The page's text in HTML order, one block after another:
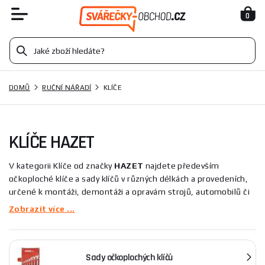
0
DOMŮ RUČNÍ NÁŘADÍ KLÍČE
KLÍČE HAZET
V kategorii Klíče od značky HAZET najdete především
očkoploché klíče a sady klíčů v různých délkách a provedeních,
určené k montáži, demontáži a opravám strojů, automobilů či
běžné údržbě. Sortiment zahrnuje i extra dlouhá provedení pro
místech pro profesionální i hobby použití.
Tato kategorie se vyznačuje širokým spektrem klíčů od
Zobrazit více ...
Sady očkoplochých klíčů